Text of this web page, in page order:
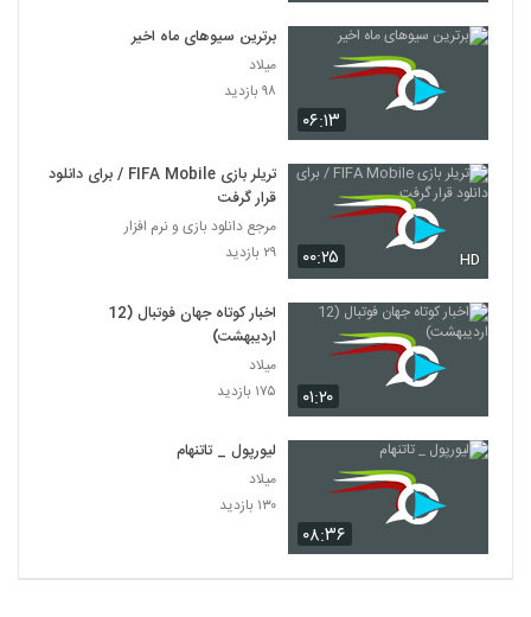
۰۶:۱۳
برترین سیوهای ماه اخیر
میلاد
۹۸ بازدید
۰۰:۲۵ HD
تریلر بازی FIFA Mobile / برای دانلود
قرار گرفت
مرجع دانلود بازی و نرم افزار
۲۹ بازدید
۰۱:۲۰
اخبار کوتاه جهان فوتبال (12
اردیبهشت)
میلاد
۱۷۵ بازدید
۰۸:۳۶
لیورپول _ تاتنهام
میلاد
۱۳۰ بازدید